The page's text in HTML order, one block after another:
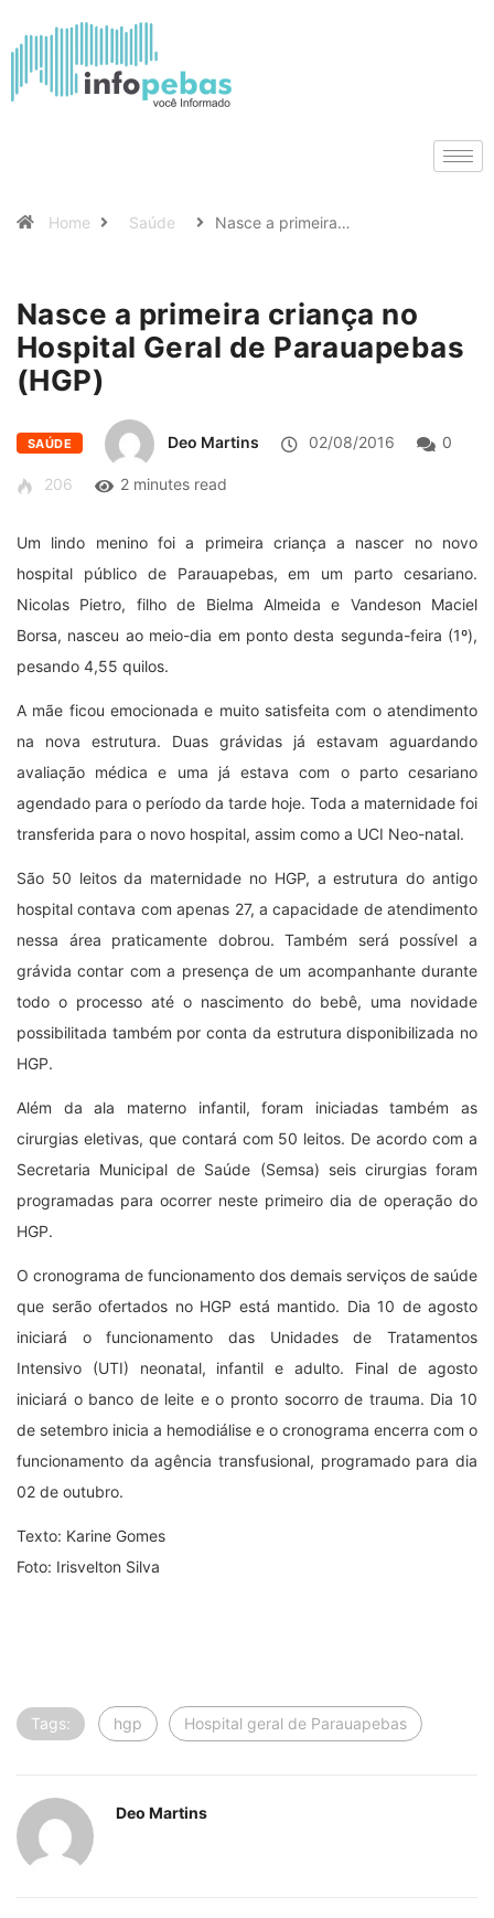
Home Saúde Nasce a primeira…
Nasce a primeira criança no
Hospital Geral de Parauapebas
(HGP)
SAÚDE Deo Martins 02/08/2016 0
206 2 minutes read
Um lindo menino foi a primeira criança a nascer no novo
hospital público de Parauapebas, em um parto cesariano.
Nicolas Pietro, filho de Bielma Almeida e Vandeson Maciel
Borsa, nasceu ao meio-dia em ponto desta segunda-feira (1º),
pesando 4,55 quilos.
A mãe ficou emocionada e muito satisfeita com o atendimento
na nova estrutura. Duas grávidas já estavam aguardando
avaliação médica e uma já estava com o parto cesariano
agendado para o período da tarde hoje. Toda a maternidade foi
transferida para o novo hospital, assim como a UCI Neo-natal.
São 50 leitos da maternidade no HGP, a estrutura do antigo
hospital contava com apenas 27, a capacidade de atendimento
nessa área praticamente dobrou. Também será possível a
grávida contar com a presença de um acompanhante durante
todo o processo até o nascimento do bebê, uma novidade
possibilitada também por conta da estrutura disponibilizada no
HGP.
Além da ala materno infantil, foram iniciadas também as
cirurgias eletivas, que contará com 50 leitos. De acordo com a
Secretaria Municipal de Saúde (Semsa) seis cirurgias foram
programadas para ocorrer neste primeiro dia de operação do
HGP.
O cronograma de funcionamento dos demais serviços de saúde
que serão ofertados no HGP está mantido. Dia 10 de agosto
iniciará o funcionamento das Unidades de Tratamentos
Intensivo (UTI) neonatal, infantil e adulto. Final de agosto
iniciará o banco de leite e o pronto socorro de trauma. Dia 10
de setembro inicia a hemodiálise e o cronograma encerra com o
funcionamento da agência transfusional, programado para dia
02 de outubro.
Texto: Karine Gomes
Foto: Irisvelton Silva
Tags: hgp Hospital geral de Parauapebas
Deo Martins